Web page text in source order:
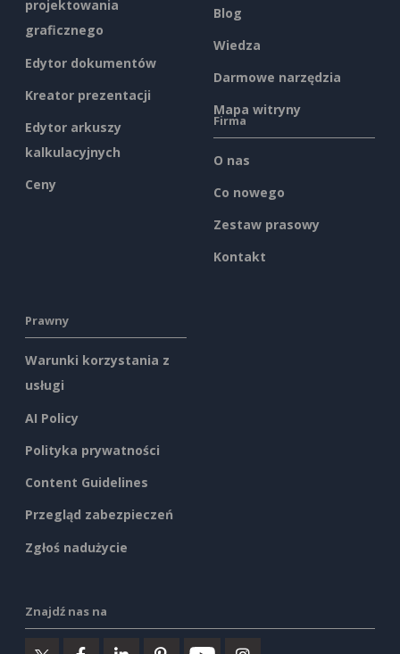
projektowania
graficznego
Edytor dokumentów
Kreator prezentacji
Edytor arkuszy
kalkulacyjnych
Ceny
Blog
Wiedza
Darmowe narzędzia
Mapa witryny
Firma
O nas
Co nowego
Zestaw prasowy
Kontakt
Prawny
Warunki korzystania z
usługi
AI Policy
Polityka prywatności
Content Guidelines
Przegląd zabezpieczeń
Zgłoś nadużycie
Znajdź nas na